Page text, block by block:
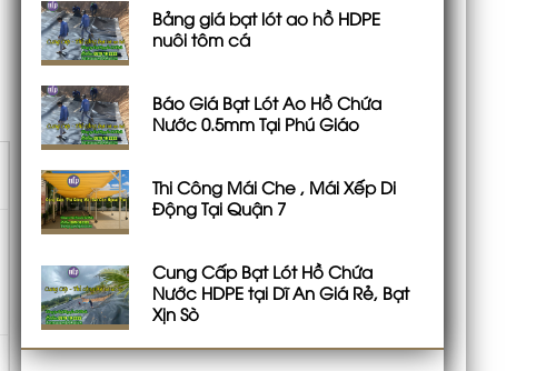
Bảng giá bạt lót ao hồ HDPE
nuôi tôm cá
Báo Giá Bạt Lót Ao Hồ Chứa
Nước 0.5mm Tại Phú Giáo
Thi Công Mái Che , Mái Xếp Di
Động Tại Quận 7
Cung Cấp Bạt Lót Hồ Chứa
Nước HDPE tại Dĩ An Giá Rẻ, Bạt
Xịn Sò